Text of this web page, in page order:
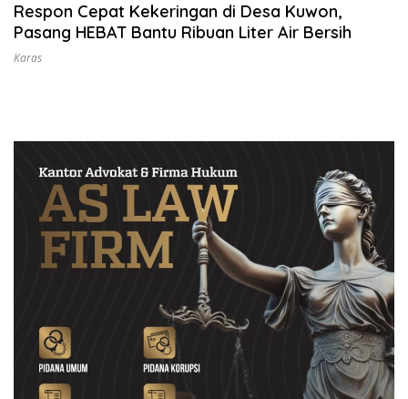
Respon Cepat Kekeringan di Desa Kuwon,
Pasang HEBAT Bantu Ribuan Liter Air Bersih
Karas